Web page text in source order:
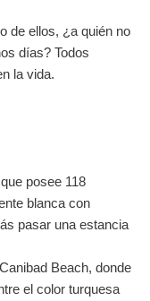
de ellos, ¿a quién no
días? Todos
la vida.
posee 118
blanca con
pasar una estancia
Beach, donde
el color turquesa